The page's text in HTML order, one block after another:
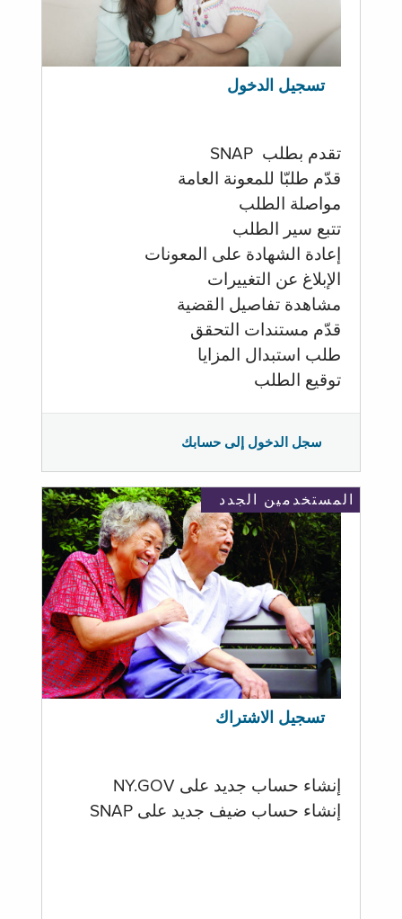
تسجيل الدخول
تقدم بطلب SNAP
قدّم طلبّا للمعونة العامة
مواصلة الطلب
تتبع سير الطلب
إعادة الشهادة على المعونات
الإبلاغ عن التغييرات
مشاهدة تفاصيل القضية
قدّم مستندات التحقق
طلب استبدال المزايا
توقيع الطلب
سجل الدخول إلى حسابك
المستخدمين الجدد
تسجيل الاشتراك
إنشاء حساب جديد على NY.GOV
إنشاء حساب ضيف جديد على SNAP